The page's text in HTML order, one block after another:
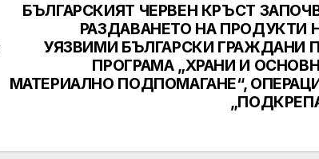
БЪЛГАРСКИЯТ ЧЕРВЕН КРЪСТ
РАЗДАВАНЕТО НА ПРОДУКТИ
УЯЗВИМИ БЪЛГАРСКИ ГРАЖДАНИ
ПРОГРАМА „ХРАНИ И
МАТЕРИАЛНО ПОДПОМАГАНЕ“,